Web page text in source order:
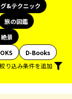
&テクニック
旅の図鑑
景
D-Books
絞り込み条件を追加